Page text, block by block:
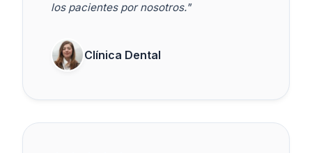
los pacientes por nosotros."
Clínica Dental